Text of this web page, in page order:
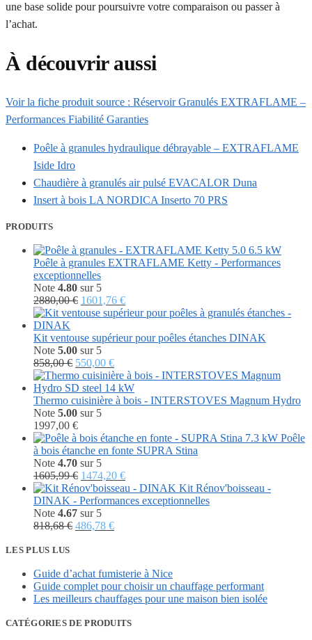
une base solide pour poursuivre votre comparaison ou passer à
l’achat.
À découvrir aussi
Voir la fiche produit source : Réservoir Granulés EXTRAFLAME –
Performances Fiabilité Garanties
Poêle à granules hydraulique débrayable – EXTRAFLAME
Iside Idro
Chaudière à granulés air pulsé EVACALOR Duna
Insert à bois LA NORDICA Inserto 70 PRS
PRODUITS
Poêle à granules EXTRAFLAME Ketty - Performances
exceptionnelles
Note 4.80 sur 5
2880,00€ Le
prix
était :
2880,00 €.
1601,76 €Le
prix
est :
Kit ventouse supérieur pour poêles étanches DINAK
Note 5.00 sur 5
858,00€ Le
prix
initial
était :
858,00 €.
550,00 €Le
prix
actuel
est :
Thermo cuisinière à bois - INTERSTOVES Magnum Hydro
Note 5.00 sur 5
1997,00 €
Poêle
à bois étanche en fonte SUPRA Stina
Note 4.70 sur 5
1605,99€ Le
prix
initial
était :
1605,99 €.
1474,20 €Le
prix
actuel
Kit Rénov'boisseau -
DINAK - Performances exceptionnelles
Note 4.67 sur 5
818,68€ Le
818,68 €.
486,78 €Le
486,78 €.
LES PLUS LUS
Guide d’achat fumisterie à Nice
Guide complet pour choisir un chauffage performant
Les meilleurs chauffages pour une maison bien isolée
CATÉGORIES DE PRODUITS